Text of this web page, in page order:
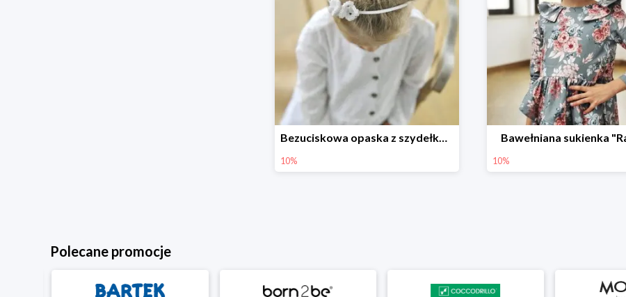
Bezuciskowa opaska z szydełkowym motylkiem
10%
Bawełniana sukienka
10%
Polecane promocje